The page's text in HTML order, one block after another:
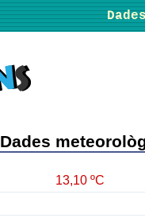
Dades
13,10 ºC